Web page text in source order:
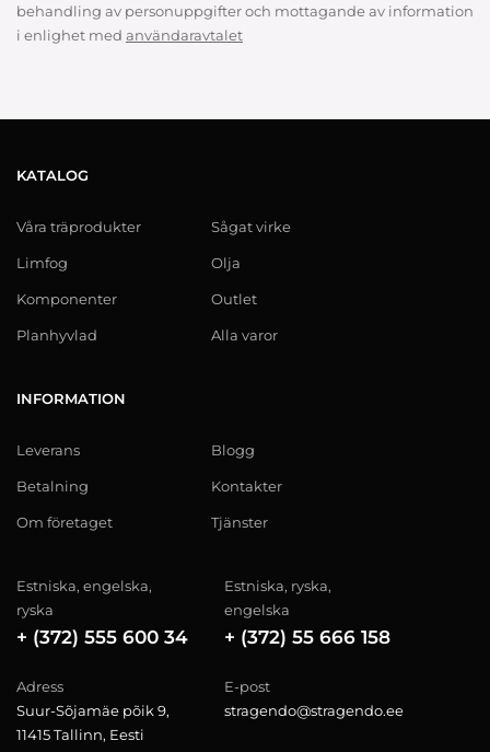
behandling av personuppgifter och mottagande av information
i enlighet med användaravtalet
KATALOG
Våra träprodukter
Limfog
Komponenter
Planhyvlad
Sågat virke
Olja
Outlet
Alla varor
INFORMATION
Leverans
Betalning
Om företaget
Blogg
Kontakter
Tjänster
Estniska, engelska,
ryska
+ (372) 555 600 34
Estniska, ryska,
engelska
+ (372) 55 666 158
Adress
Suur-Sõjamäe põik 9,
11415 Tallinn, Eesti
E-post
stragendo@stragendo.ee